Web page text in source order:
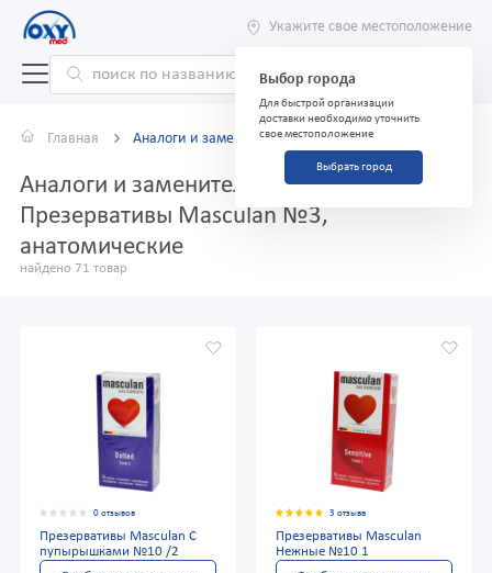
Укажите свое местоположение
Выбор города
Для быстрой организации
доставки необходимо уточнить
свое местоположение
Выбрать город
Главная Аналоги и заменители
Аналоги и заменители препарата
Презервативы Masculan №3,
анатомические
найдено 71 товар
0 отзывов
Презервативы Masculan С
пупырышками №10 /2
3 отзыва
Презервативы Masculan
Нежные №10 1